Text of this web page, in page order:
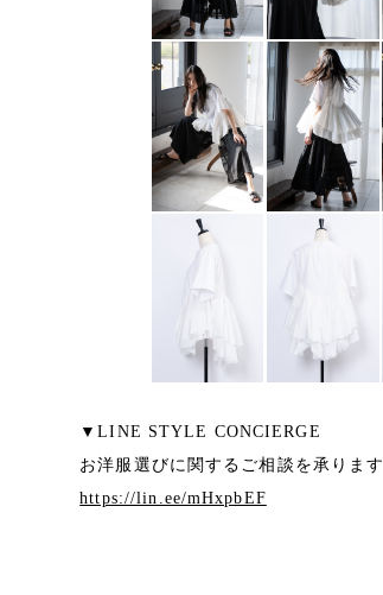
▼LINE STYLE CONCIERGE
お洋服選びに関するご相談を承ります
https://lin.ee/mHxpbEF